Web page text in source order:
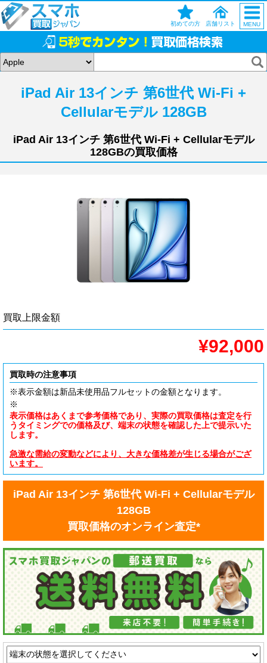
初めての方 店舗リスト MENU
iPad Air 13インチ 第6世代 Wi-Fi +
Cellularモデル 128GB
iPad Air 13インチ 第6世代 Wi-Fi + Cellularモデル
128GBの買取価格
買取上限金額
¥92,000
買取時の注意事項
※表示金額は新品未使用品フルセットの金額となります。
※
表示価格はあくまで参考価格であり、実際の買取価格は査定を行
うタイミングでの価格及び、端末の状態を確認した上で提示いた
します。
急激な需給の変動などにより、大きな価格差が生じる場合がござ
います。
iPad Air 13インチ 第6世代 Wi-Fi + Cellularモデル
128GB
買取価格のオンライン査定*